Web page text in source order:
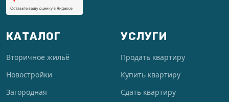
КАТАЛОГ
Вторичное жильё
Новостройки
Загородная
УСЛУГИ
Продать квартиру
Купить квартиру
Сдать квартиру